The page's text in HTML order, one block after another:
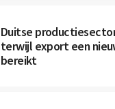
Duitse
terwijl export een
bereikt